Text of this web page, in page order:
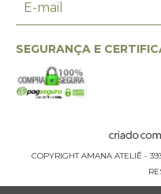
SEGURANÇA E
COPYRIGHT AMANA ATELIÊ -